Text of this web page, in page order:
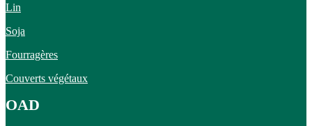
Lin
Soja
Fourragères
Couverts végétaux
OAD